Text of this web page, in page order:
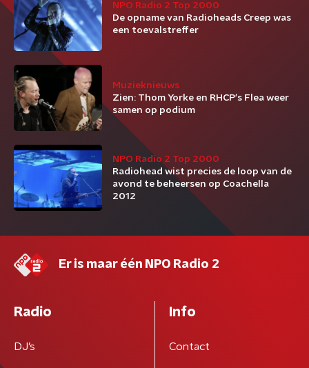
NPO Radio 2 Top 2000
De opname van Radioheads Creep was
een toevalstreffer
Muzieknieuws
Zien: Thom Yorke en RHCP's Flea weer
samen op podium
NPO Radio 2 Top 2000
Radiohead wist precies de loop van de
avond te beheersen op Coachella
2012
Er is maar één NPO Radio 2
Radio
DJ’s
Info
Contact